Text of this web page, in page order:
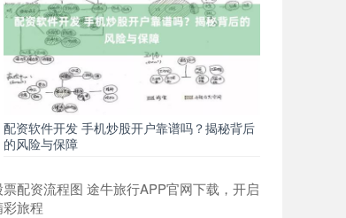
配资软件开发 手机炒股开户靠谱吗？揭秘背后
的风险与保障
票配资流程图 途牛旅行APP官网下载，开启
彩旅程